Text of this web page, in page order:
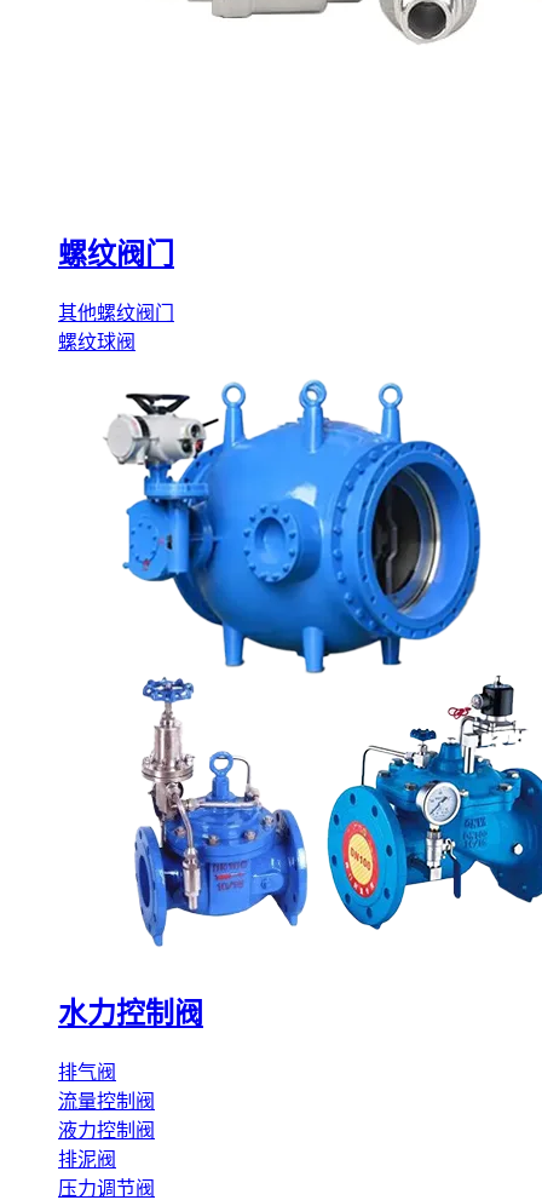
螺纹阀门
其他螺纹阀门
螺纹球阀
水力控制阀
排气阀
流量控制阀
液力控制阀
排泥阀
压力调节阀